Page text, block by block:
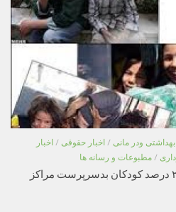
بهداشتی ودر مانی / اخبار حقوقی / اخبار
/ مطبوعات و رسانه ها
در گفت‌وگو با ایرنا اعلام شد؛ ۲۷ درصد کودکان بدسرپرست مراکز